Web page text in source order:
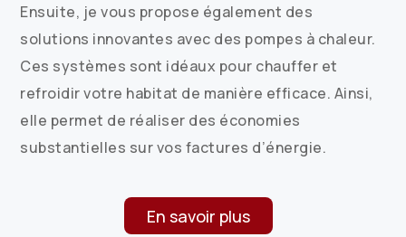
Ensuite, je vous propose également des
solutions innovantes avec des pompes à chaleur.
Ces systèmes sont idéaux pour chauffer et
refroidir votre habitat de manière efficace. Ainsi,
elle permet de réaliser des économies
substantielles sur vos factures d’énergie.
En savoir plus